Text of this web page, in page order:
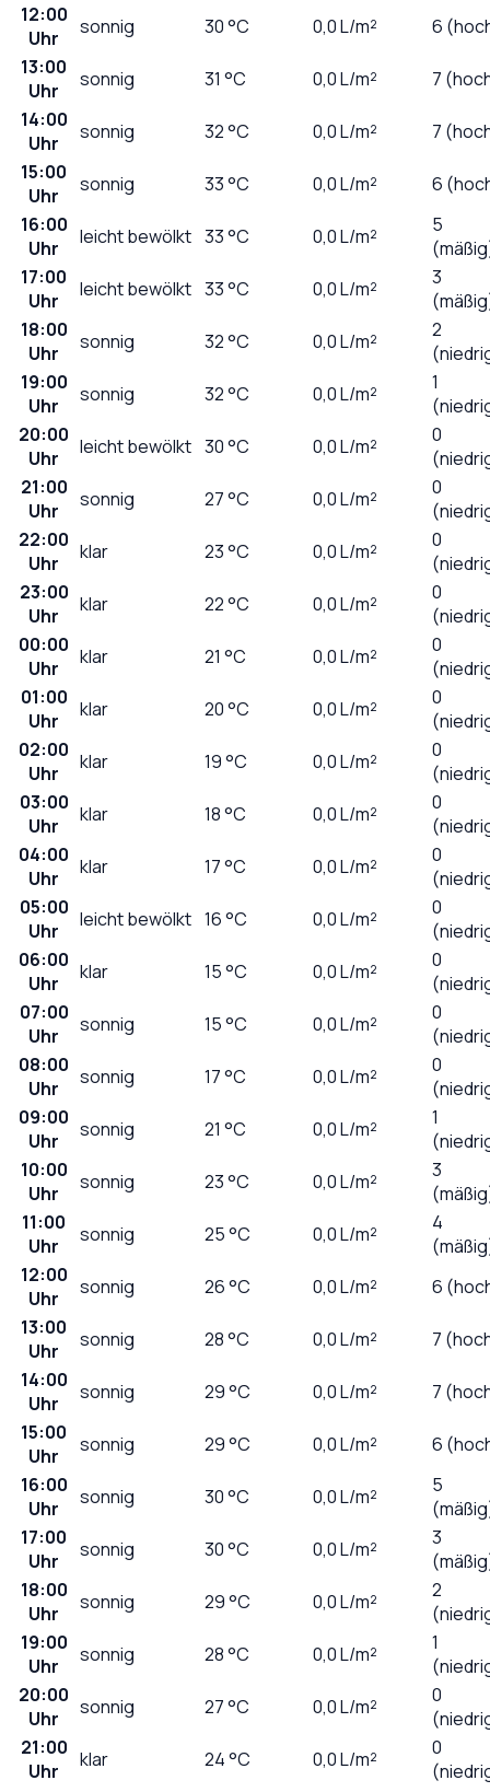
12:00
Uhr
sonnig 30°C 0,0L/m²
6
13:00
Uhr
sonnig 31 °C 0,0L/m²
7
14:00
Uhr
sonnig 32°C 0,0L/m²
7
15:00
Uhr
sonnig 33°C 0,0L/m²
6
16:00
Uhr
leicht bewölkt 33°C 0,0L/m²
5
17:00
Uhr
leicht bewölkt 33°C 0,0L/m²
3
18:00
Uhr
sonnig 32°C 0,0L/m²
2
19:00
Uhr
sonnig 32°C 0,0L/m²
1
20:00
Uhr
leicht bewölkt 30°C 0,0L/m²
0
21:00
Uhr
sonnig 27°C 0,0L/m²
0
22:00
Uhr
klar 23°C 0,0L/m²
0
23:00
Uhr
klar 22°C 0,0L/m²
0
00:00
Uhr
klar 21 °C 0,0L/m²
0
01:00
Uhr
klar 20°C 0,0L/m²
0
02:00
Uhr
klar 19°C 0,0L/m²
0
03:00
Uhr
klar 18°C 0,0L/m²
0
04:00
Uhr
klar 17°C 0,0L/m²
0
05:00
Uhr
leicht bewölkt 16°C 0,0L/m²
0
06:00
Uhr
klar 15°C 0,0L/m²
0
07:00
Uhr
sonnig 15°C 0,0L/m²
0
08:00
Uhr
sonnig 17°C 0,0L/m²
0
09:00
Uhr
sonnig 21 °C 0,0L/m²
1
10:00
Uhr
sonnig 23°C 0,0L/m²
3
11:00
Uhr
sonnig 25°C 0,0L/m²
4
12:00
Uhr
sonnig 26°C 0,0L/m²
6
13:00
Uhr
sonnig 28°C 0,0L/m²
7
14:00
Uhr
sonnig 29°C 0,0L/m²
7
15:00
Uhr
sonnig 29°C 0,0L/m²
6
16:00
Uhr
sonnig 30°C 0,0L/m²
5
17:00
Uhr
sonnig 30°C 0,0L/m²
3
18:00
Uhr
sonnig 29°C 0,0L/m²
2
19:00
Uhr
sonnig 28°C 0,0L/m²
1
20:00
Uhr
sonnig 27°C 0,0L/m²
0
21:00
Uhr
klar 24°C 0,0L/m²
0